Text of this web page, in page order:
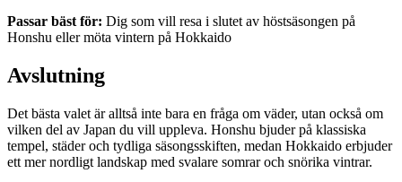
Passar bäst för: Dig som vill resa i slutet av höstsäsongen på
Honshu eller möta vintern på Hokkaido
Avslutning
Det bästa valet är alltså inte bara en fråga om väder, utan också om
vilken del av Japan du vill uppleva. Honshu bjuder på klassiska
tempel, städer och tydliga säsongsskiften, medan Hokkaido erbjuder
ett mer nordligt landskap med svalare somrar och snörika vintrar.